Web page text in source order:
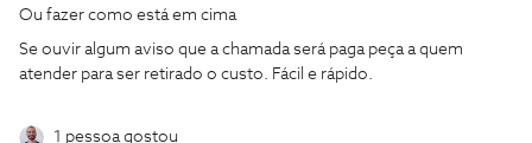
Ou fazer como está em cima
Se ouvir algum aviso que a chamada será paga peça a quem
atender para ser retirado o custo. Fácil e rápido.
1 pessoa gostou